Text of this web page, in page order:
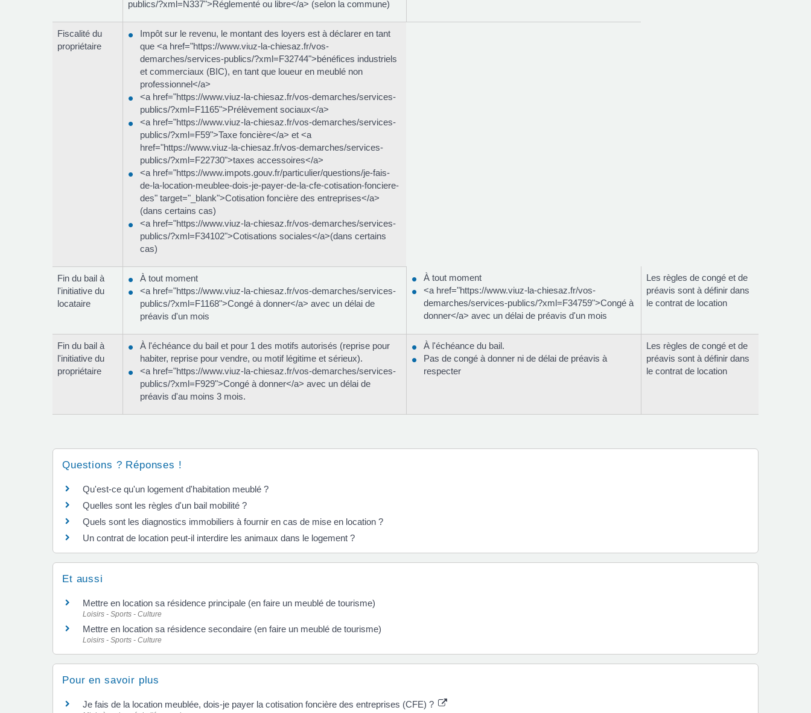
publics/?xml=N337">Réglementé ou libre</a> (selon la commune)
Fiscalité du
propriétaire
Impôt sur le revenu, le montant des loyers est à déclarer en tant
que <a href="https://www.viuz-la-chiesaz.fr/vos-
demarches/services-publics/?xml=F32744">bénéfices industriels
et commerciaux (BIC), en tant que loueur en meublé non
professionnel</a>
<a href="https://www.viuz-la-chiesaz.fr/vos-demarches/services-
publics/?xml=F1165">Prélèvement sociaux</a>
<a href="https://www.viuz-la-chiesaz.fr/vos-demarches/services-
publics/?xml=F59">Taxe foncière</a> et <a
href="https://www.viuz-la-chiesaz.fr/vos-demarches/services-
publics/?xml=F22730">taxes accessoires</a>
<a href="https://www.impots.gouv.fr/particulier/questions/je-fais-
de-la-location-meublee-dois-je-payer-de-la-cfe-cotisation-fonciere-
des" target="_blank">Cotisation foncière des entreprises</a>
(dans certains cas)
<a href="https://www.viuz-la-chiesaz.fr/vos-demarches/services-
publics/?xml=F34102">Cotisations sociales</a>(dans certains
cas)
Fin du bail à
l'initiative du
locataire
À tout moment
<a href="https://www.viuz-la-chiesaz.fr/vos-demarches/services-
publics/?xml=F1168">Congé à donner</a> avec un délai de
préavis d'un mois
À tout moment
<a href="https://www.viuz-la-chiesaz.fr/vos-
demarches/services-publics/?xml=F34759">Congé à
donner</a> avec un délai de préavis d'un mois
Les règles de congé et de
préavis sont à définir dans
le contrat de location
Fin du bail à
l'initiative du
propriétaire
À l'échéance du bail et pour 1 des motifs autorisés (reprise pour
habiter, reprise pour vendre, ou motif légitime et sérieux).
<a href="https://www.viuz-la-chiesaz.fr/vos-demarches/services-
publics/?xml=F929">Congé à donner</a> avec un délai de
préavis d'au moins 3 mois.
À l'échéance du bail.
Pas de congé à donner ni de délai de préavis à
respecter
Les règles de congé et de
préavis sont à définir dans
le contrat de location
Questions ? Réponses !
Qu'est-ce qu'un logement d'habitation meublé ?
Quelles sont les règles d'un bail mobilité ?
Quels sont les diagnostics immobiliers à fournir en cas de mise en location ?
Un contrat de location peut-il interdire les animaux dans le logement ?
Et aussi
Mettre en location sa résidence principale (en faire un meublé de tourisme)
Loisirs - Sports - Culture
Mettre en location sa résidence secondaire (en faire un meublé de tourisme)
Loisirs - Sports - Culture
Pour en savoir plus
Je fais de la location meublée, dois-je payer la cotisation foncière des entreprises (CFE) ?